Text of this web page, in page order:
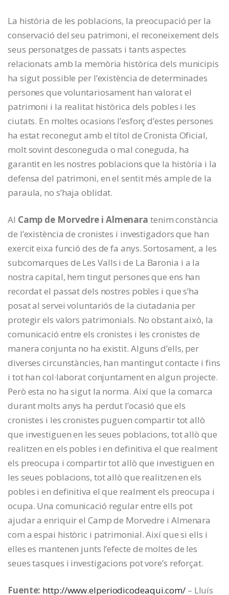
La història de les poblacions, la preocupació per la
conservació del seu patrimoni, el reconeixement dels
seus personatges de passats i tants aspectes
relacionats amb la memòria històrica dels municipis
ha sigut possible per l’existència de determinades
persones que voluntariosament han valorat el
patrimoni i la realitat històrica dels pobles i les
ciutats. En moltes ocasions l’esforç d’estes persones
ha estat reconegut amb el títol de Cronista Oficial,
molt sovint desconeguda o mal coneguda, ha
garantit en les nostres poblacions que la història i la
defensa del patrimoni, en el sentit més ample de la
paraula, no s’haja oblidat.
Al Camp de Morvedre i Almenara tenim constància
de l’existència de cronistes i investigadors que han
exercit eixa funció des de fa anys. Sortosament, a les
subcomarques de Les Valls i de La Baronia i a la
nostra capital, hem tingut persones que ens han
recordat el passat dels nostres pobles i que s’ha
posat al servei voluntariós de la ciutadania per
protegir els valors patrimonials. No obstant això, la
comunicació entre els cronistes i les cronistes de
manera conjunta no ha existit. Alguns d’ells, per
diverses circunstàncies, han mantingut contacte i fins
i tot han col·laborat conjuntament en algun projecte.
Però esta no ha sigut la norma. Així que la comarca
durant molts anys ha perdut l’ocasió que els
cronistes i les cronistes puguen compartir tot allò
que investiguen en les seues poblacions, tot allò que
realitzen en els pobles i en definitiva el que realment
els preocupa i compartir tot allò que investiguen en
les seues poblacions, tot allò que realitzen en els
pobles i en definitiva el que realment els preocupa i
ocupa. Una comunicació regular entre ells pot
ajudar a enriquir el Camp de Morvedre i Almenara
com a espai històric i patrimonial. Així que si ells i
elles es mantenen junts l’efecte de moltes de les
seues tasques i investigacions pot vore’s reforçat.
Fuente: http://www.elperiodicodeaqui.com/– Lluís